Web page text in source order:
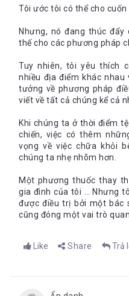
Tôi ước tôi có thể cho cuốn
Nhưng, nó đang thúc
thế cho các phương pháp
Tuy nhiên, tôi yêu thích
nhiều địa điểm khác
tưởng về phương pháp
viết về tất cả chúng kể cả
Khi chúng ta ở thời điểm
chiến, việc có thêm
vọng về việc chữa khỏi
chúng ta nhẹ nhõm hơn.
Một phương thuốc thay
gia đình của tôi … Nhưng
được điều trị bởi một bác
cũng đóng một vai trò
Like Share Trả